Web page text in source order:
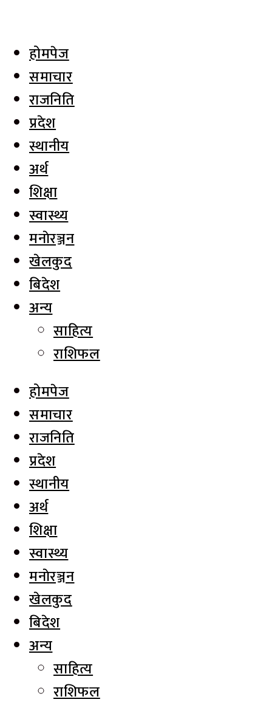
होमपेज
समाचार
राजनिति
प्रदेश
स्थानीय
अर्थ
शिक्षा
स्वास्थ्य
मनाेरञ्जन
खेलकुद
बिदेश
अन्य
साहित्य
राशिफल
होमपेज
समाचार
राजनिति
प्रदेश
स्थानीय
अर्थ
शिक्षा
स्वास्थ्य
मनाेरञ्जन
खेलकुद
बिदेश
अन्य
साहित्य
राशिफल